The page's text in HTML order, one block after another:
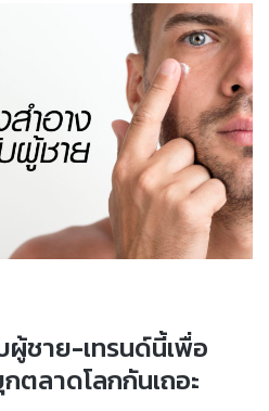
ผู้ชาย-เทรนด์นี้เพื่อ
ตลาดโลกกันเถอะ